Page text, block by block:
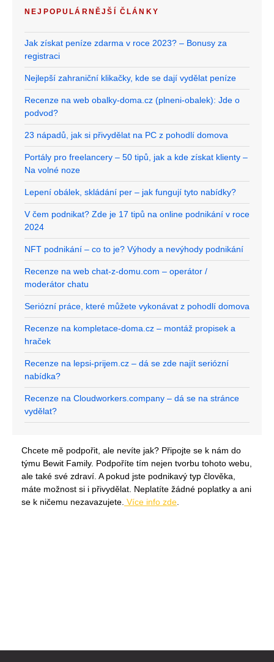
NEJPOPULÁRNĚJŠÍ ČLÁNKY
Jak získat peníze zdarma v roce 2023? – Bonusy za
registraci
Nejlepší zahraniční klikačky, kde se dají vydělat peníze
Recenze na web obalky-doma.cz (plneni-obalek): Jde o
podvod?
23 nápadů, jak si přivydělat na PC z pohodlí domova
Portály pro freelancery – 50 tipů, jak a kde získat klienty –
Na volné noze
Lepení obálek, skládání per – jak fungují tyto nabídky?
V čem podnikat? Zde je 17 tipů na online podnikání v roce
2024
NFT podnikání – co to je? Výhody a nevýhody podnikání
Recenze na web chat-z-domu.com – operátor /
moderátor chatu
Seriózní práce, které můžete vykonávat z pohodlí domova
Recenze na kompletace-doma.cz – montáž propisek a
hraček
Recenze na lepsi-prijem.cz – dá se zde najít seriózní
nabídka?
Recenze na Cloudworkers.company – dá se na stránce
vydělat?
Chcete mě podpořit, ale nevíte jak? Připojte se k nám do
týmu Bewit Family. Podpoříte tím nejen tvorbu tohoto webu,
ale také své zdraví. A pokud jste podnikavý typ člověka,
máte možnost si i přivydělat. Neplatíte žádné poplatky a ani
se k ničemu nezavazujete. Více info zde